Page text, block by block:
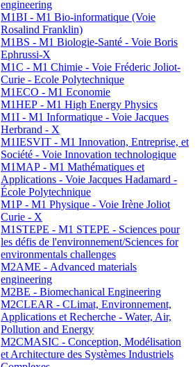
engineering
M1BI - M1 Bio-informatique (Voie
Rosalind Franklin)
M1BS - M1 Biologie-Santé - Voie Boris
Ephrussi-X
M1C - M1 Chimie - Voie Fréderic Joliot-
Curie - Ecole Polytechnique
M1ECO - M1 Economie
M1HEP - M1 High Energy Physics
M1I - M1 Informatique - Voie Jacques
Herbrand - X
M1IESVIT - M1 Innovation, Entreprise, et
Société - Voie Innovation technologique
M1MAP - M1 Mathématiques et
Applications - Voie Jacques Hadamard -
École Polytechnique
M1P - M1 Physique - Voie Irène Joliot
Curie - X
M1STEPE - M1 STEPE - Sciences pour
les défis de l'environnement/Sciences for
environmentals challenges
M2AME - Advanced materials
engineering
M2BE - Biomechanical Engineering
M2CLEAR - CLimat, Environnement,
Applications et Recherche - Water, Air,
Pollution and Energy
M2CMASIC - Conception, Modélisation
et Architecture des Systèmes Industriels